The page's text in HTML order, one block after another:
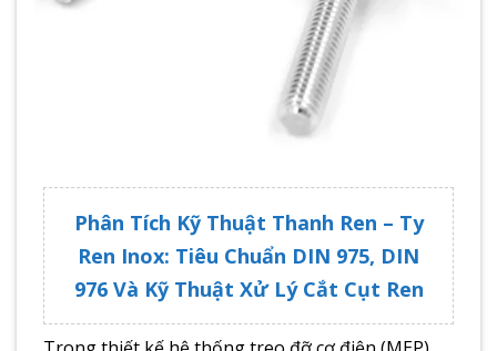
Phân Tích Kỹ Thuật Thanh Ren – Ty
Ren Inox: Tiêu Chuẩn DIN 975, DIN
976 Và Kỹ Thuật Xử Lý Cắt Cụt Ren